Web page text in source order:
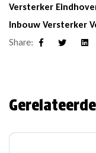
Versterker
Inbouw Versterker
Share: